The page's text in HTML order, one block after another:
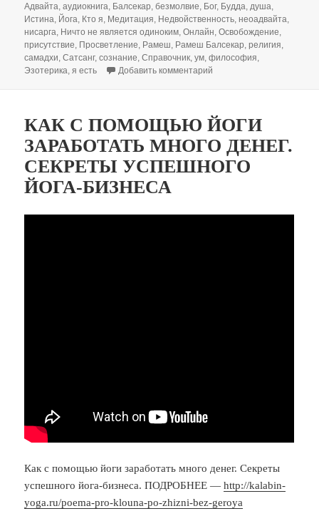
Адвайта,аудиокнига, Балсекар,безмолвие, Бог, Будда,душа,
Истина, Йога, Кто я, Медитация, Недвойственность,неоадвайта,
нисарга, Ничто не является одиноким,Онлайн,Освобождение,
присутствие, Просветление, Рамеш, Рамеш Балсекар,религия,
самадхи,Сатсанг,сознание,Справочник,ум,философия,
Эзотерика,я есть Добавить комментарий
КАК С ПОМОЩЬЮ ЙОГИ
ЗАРАБОТАТЬ МНОГО ДЕНЕГ.
СЕКРЕТЫ УСПЕШНОГО
ЙОГА-БИЗНЕСА
Как с помощью йоги заработать много денег. Секреты
успешного йога-бизнеса. ПОДРОБНЕЕ —http://kalabin-
yoga.ru/poema-pro-klouna-po-zhizni-bez-geroya